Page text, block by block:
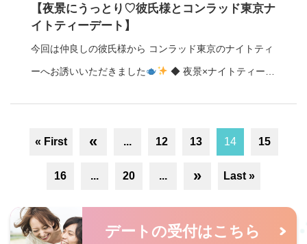
足な1日になりました 彼氏様、デートしていただきあ
りがとうございました
いた雰囲気をあわせ持つ鶴島恋は、 お笑い鑑賞デートや
街歩きデートとも相性抜群 静かな時間も、にぎやかな
時間も楽しめるので、 「一緒に笑いたい」「楽しい思い
ート彼女 鶴島恋 プロフィール：https://www.koikano-t
okyo.jp/profile/tsurushima-ren/ レンタル彼女コイカノ
お気軽にお問い合わせください
談はこちら♡
【夜景にうっとり♡彼氏様とコンラッド東京ナ
イトティーデート】
今回は仲良しの彼氏様から コンラッド東京のナイトティ
ーへお誘いいただきました ◆ 夜景×ナイトティーの
もスイーツも美味しくてゆったり幸せな時間を過ごせま
彼女 見た目も可愛くつい写真もたくさん撮りたくなる
可愛さ 「くまちゃん可愛いね」って言い合いながら
« First « ... 12 13 14 15
16 ... 20 ... » Last »
デートの受付はこちら